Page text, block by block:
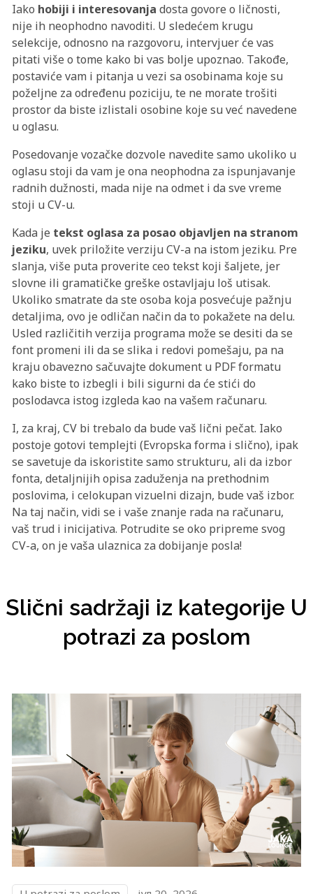
Iako hobiji i interesovanja dosta govore o ličnosti,
nije ih neophodno navoditi. U sledećem krugu
selekcije, odnosno na razgovoru, intervjuer će vas
pitati više o tome kako bi vas bolje upoznao. Takođe,
postaviće vam i pitanja u vezi sa osobinama koje su
poželjne za određenu poziciju, te ne morate trošiti
prostor da biste izlistali osobine koje su već navedene
u oglasu.
Posedovanje vozačke dozvole navedite samo ukoliko u
oglasu stoji da vam je ona neophodna za ispunjavanje
radnih dužnosti, mada nije na odmet i da sve vreme
stoji u CV-u.
Kada je tekst oglasa za posao objavljen na stranom
jeziku, uvek priložite verziju CV-a na istom jeziku. Pre
slanja, više puta proverite ceo tekst koji šaljete, jer
slovne ili gramatičke greške ostavljaju loš utisak.
Ukoliko smatrate da ste osoba koja posvećuje pažnju
detaljima, ovo je odličan način da to pokažete na delu.
Usled različitih verzija programa može se desiti da se
font promeni ili da se slika i redovi pomešaju, pa na
kraju obavezno sačuvajte dokument u PDF formatu
kako biste to izbegli i bili sigurni da će stići do
poslodavca istog izgleda kao na vašem računaru.
I, za kraj, CV bi trebalo da bude vaš lični pečat. Iako
postoje gotovi templejti (Evropska forma i slično), ipak
se savetuje da iskoristite samo strukturu, ali da izbor
fonta, detaljnijih opisa zaduženja na prethodnim
poslovima, i celokupan vizuelni dizajn, bude vaš izbor.
Na taj način, vidi se i vaše znanje rada na računaru,
vaš trud i inicijativa. Potrudite se oko pripreme svog
CV-a, on je vaša ulaznica za dobijanje posla!
Slični sadržaji iz kategorije U
potrazi za poslom